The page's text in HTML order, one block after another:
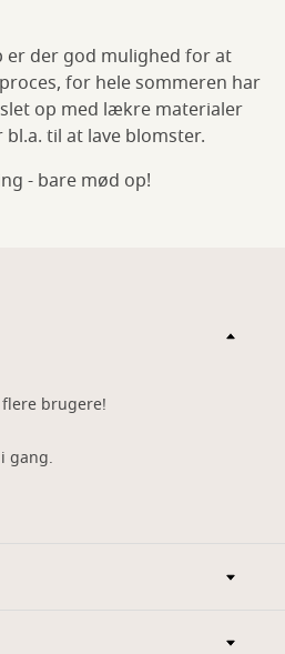
er der god mulighed for at
for hele sommeren har
op med lækre materialer
til at lave blomster.
- bare mød op!
brugere!
gang.